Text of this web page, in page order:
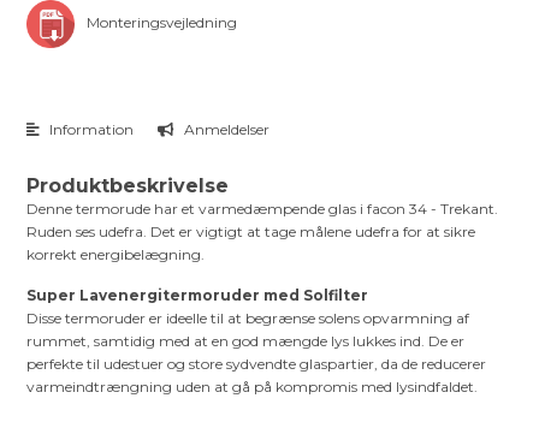
Monteringsvejledning
Information Anmeldelser
Produktbeskrivelse
Denne termorude har et varmedæmpende glas i facon 34 - Trekant.
Ruden ses udefra. Det er vigtigt at tage målene udefra for at sikre
korrekt energibelægning.
Super Lavenergitermoruder med Solfilter
Disse termoruder er ideelle til at begrænse solens opvarmning af
rummet, samtidig med at en god mængde lys lukkes ind. De er
perfekte til udestuer og store sydvendte glaspartier, da de reducerer
varmeindtrængning uden at gå på kompromis med lysindfaldet.